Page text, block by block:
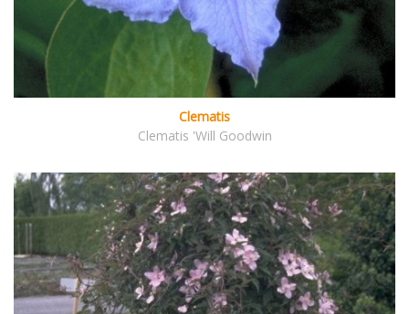
Clematis
Clematis 'Will Goodwin